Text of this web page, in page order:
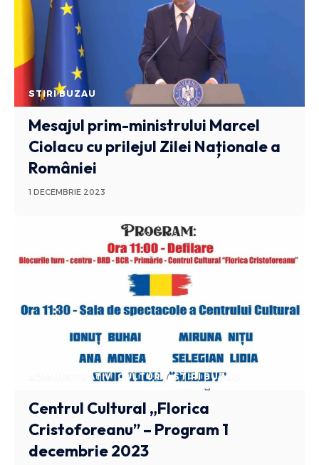
STIRI BUZAU
Mesajul prim-ministrului Marcel
Ciolacu cu prilejul Zilei Naționale a
României
1 DECEMBRIE 2023
ADMINISTRATIV CULTURA STIRI BUZAU
Centrul Cultural „Florica
Cristoforeanu” – Program 1
decembrie 2023